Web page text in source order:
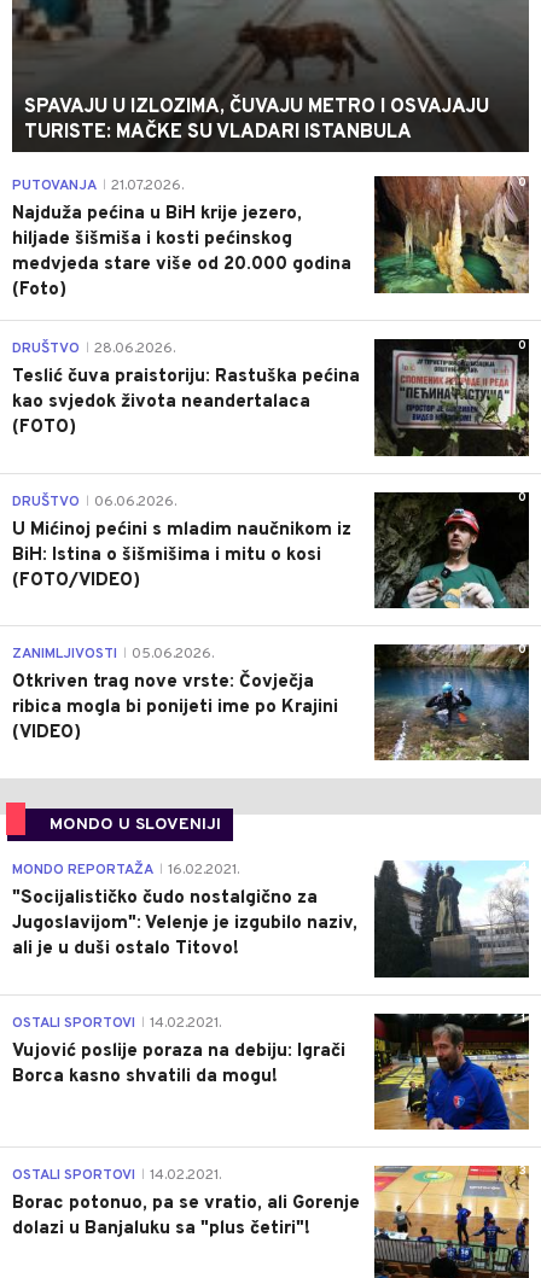
SPAVAJU U IZLOZIMA, ČUVAJU METRO I OSVAJAJU
TURISTE: MAČKE SU VLADARI ISTANBULA
0
PUTOVANJA 21.07.2026.
Najduža pećina u BiH krije jezero,
hiljade šišmiša i kosti pećinskog
medvjeda stare više od 20.000 godina
(Foto)
0
DRUŠTVO 28.06.2026.
Teslić čuva praistoriju: Rastuška pećina
kao svjedok života neandertalaca
(FOTO)
0
DRUŠTVO 06.06.2026.
U Mićinoj pećini s mladim naučnikom iz
BiH: Istina o šišmišima i mitu o kosi
(FOTO/VIDEO)
0
ZANIMLJIVOSTI 05.06.2026.
Otkriven trag nove vrste: Čovječja
ribica mogla bi ponijeti ime po Krajini
(VIDEO)
MONDO U SLOVENIJI
4
MONDO REPORTAŽA 16.02.2021.
"Socijalističko čudo nostalgično za
Jugoslavijom": Velenje je izgubilo naziv,
ali je u duši ostalo Titovo!
1
OSTALI SPORTOVI 14.02.2021.
Vujović poslije poraza na debiju: Igrači
Borca kasno shvatili da mogu!
3
OSTALI SPORTOVI 14.02.2021.
Borac potonuo, pa se vratio, ali Gorenje
dolazi u Banjaluku sa "plus četiri"!